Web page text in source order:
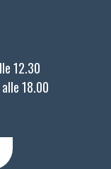
12.30
18.00